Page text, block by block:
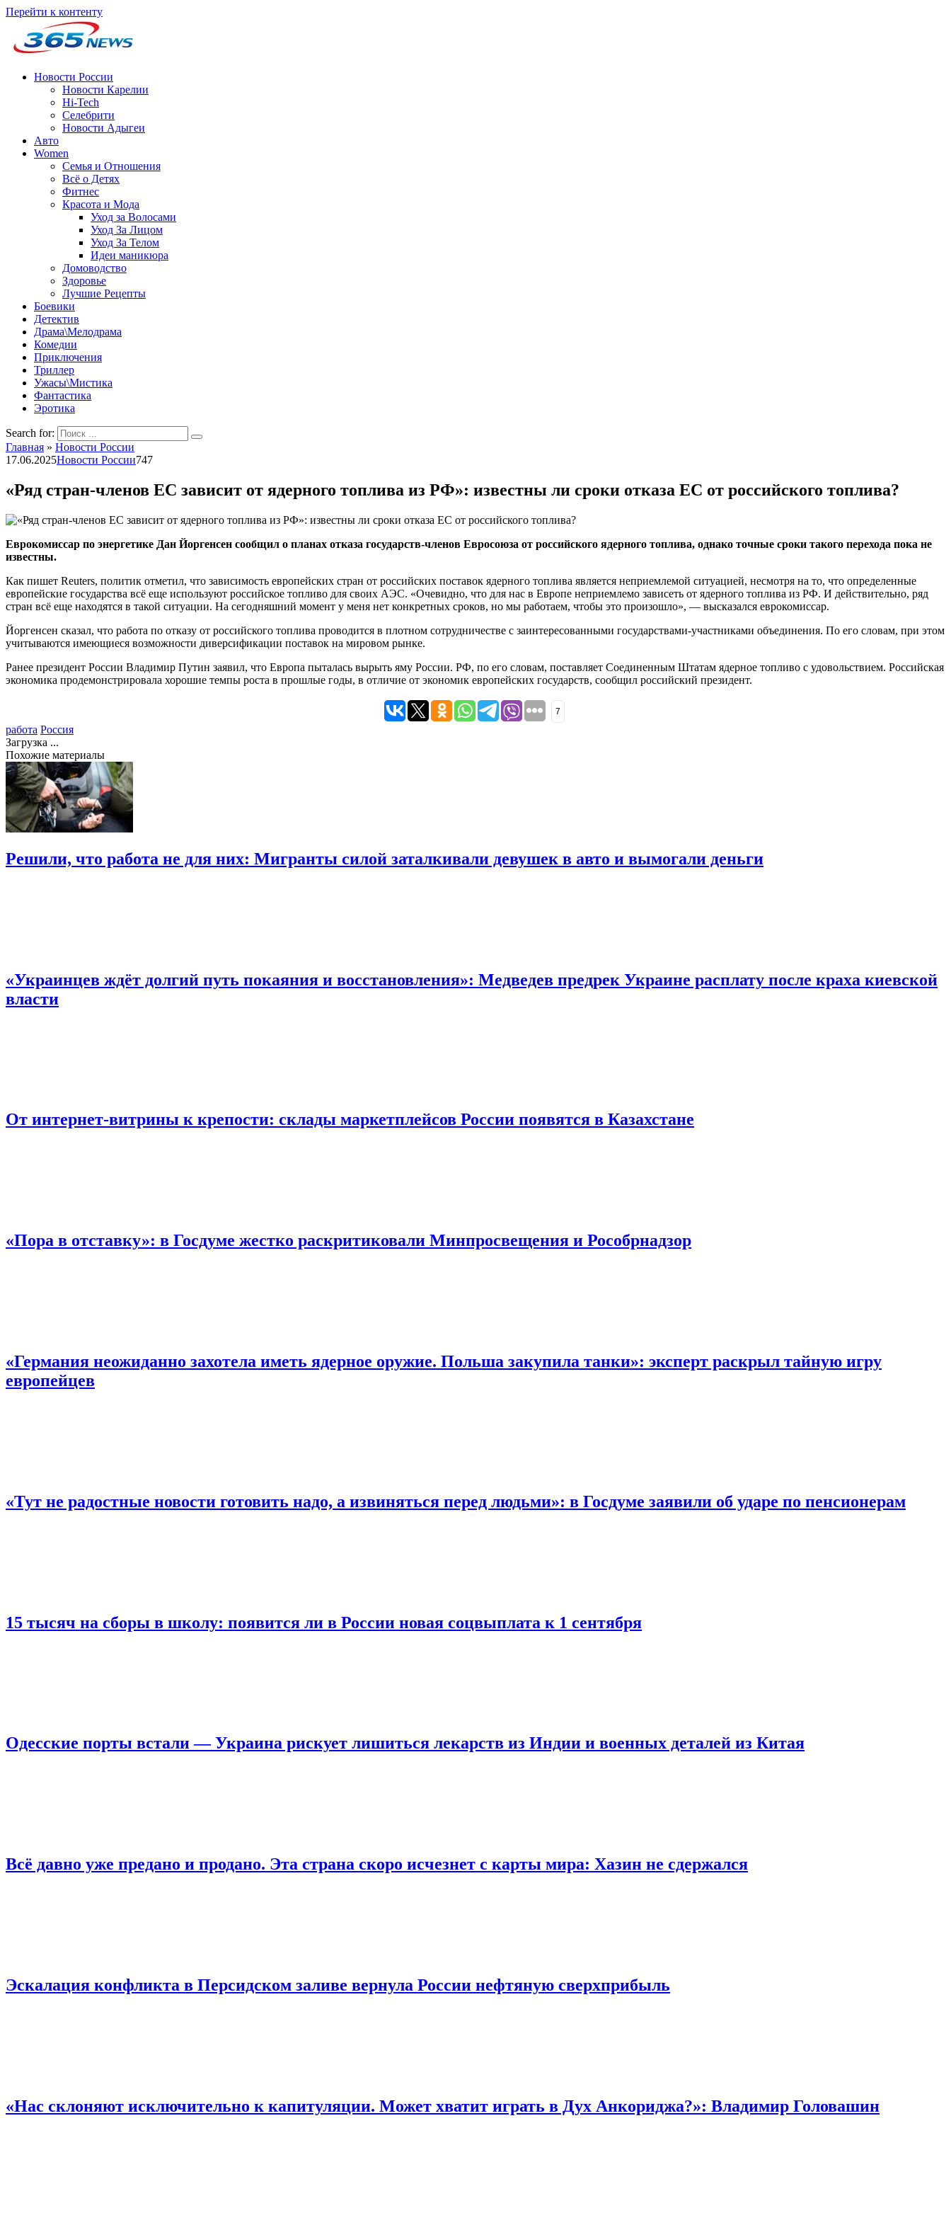
Перейти к контенту
Новости России
Новости Карелии
Hi-Tech
Селебрити
Новости Адыгеи
Авто
Women
Семья и Отношения
Всё о Детях
Фитнес
Красота и Мода
Уход за Волосами
Уход За Лицом
Уход За Телом
Идеи маникюра
Домоводство
Здоровье
Лучшие Рецепты
Боевики
Детектив
Драма\Мелодрама
Комедии
Приключения
Триллер
Ужасы\Мистика
Фантастика
Эротика
Search for:
Главная » Новости России
17.06.2025Новости России747
«Ряд стран-членов ЕС зависит от ядерного топлива из РФ»: известны ли сроки отказа ЕС от российского топлива?
Еврокомиссар по энергетике Дан Йоргенсен сообщил о планах отказа государств-членов Евросоюза от российского ядерного топлива, однако точные сроки такого перехода пока не
известны.
Как пишет Reuters, политик отметил, что зависимость европейских стран от российских поставок ядерного топлива является неприемлемой ситуацией, несмотря на то, что определенные
европейские государства всё еще используют российское топливо для своих АЭС. «Очевидно, что для нас в Европе неприемлемо зависеть от ядерного топлива из РФ. И действительно, ряд
стран всё еще находятся в такой ситуации. На сегодняшний момент у меня нет конкретных сроков, но мы работаем, чтобы это произошло», — высказался еврокомиссар.
Йоргенсен сказал, что работа по отказу от российского топлива проводится в плотном сотрудничестве с заинтересованными государствами-участниками объединения. По его словам, при этом
учитываются имеющиеся возможности диверсификации поставок на мировом рынке.
Ранее президент России Владимир Путин заявил, что Европа пыталась вырыть яму России. РФ, по его словам, поставляет Соединенным Штатам ядерное топливо с удовольствием. Российская
экономика продемонстрировала хорошие темпы роста в прошлые годы, в отличие от экономик европейских государств, сообщил российский президент.
7
работа Россия
Загрузка ...
Похожие материалы
Решили, что работа не для них: Мигранты силой заталкивали девушек в авто и вымогали деньги
«Украинцев ждёт долгий путь покаяния и восстановления»: Медведев предрек Украине расплату после краха киевской
власти
От интернет-витрины к крепости: склады маркетплейсов России появятся в Казахстане
«Пора в отставку»: в Госдуме жестко раскритиковали Минпросвещения и Рособрнадзор
«Германия неожиданно захотела иметь ядерное оружие. Польша закупила танки»: эксперт раскрыл тайную игру
европейцев
«Тут не радостные новости готовить надо, а извиняться перед людьми»: в Госдуме заявили об ударе по пенсионерам
15 тысяч на сборы в школу: появится ли в России новая соцвыплата к 1 сентября
Одесские порты встали — Украина рискует лишиться лекарств из Индии и военных деталей из Китая
Всё давно уже предано и продано. Эта страна скоро исчезнет с карты мира: Хазин не сдержался
Эскалация конфликта в Персидском заливе вернула России нефтяную сверхприбыль
«Нас склоняют исключительно к капитуляции. Может хватит играть в Дух Анкориджа?»: Владимир Головашин